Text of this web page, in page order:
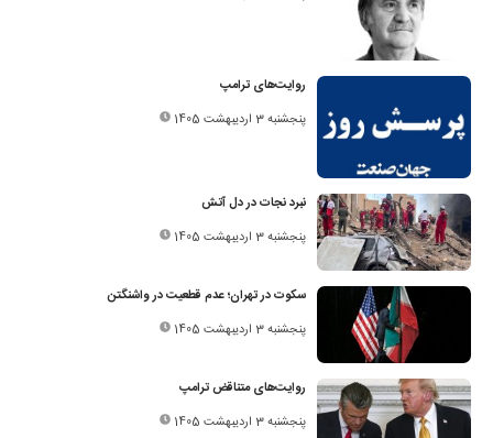
روایت‌های ترامپ
پنجشنبه 3 اردیبهشت 1405
نبرد نجات در دل آتش
پنجشنبه 3 اردیبهشت 1405
سکوت در تهران؛ عدم قطعیت در واشنگتن
پنجشنبه 3 اردیبهشت 1405
روایت‌های متناقض ترامپ
پنجشنبه 3 اردیبهشت 1405